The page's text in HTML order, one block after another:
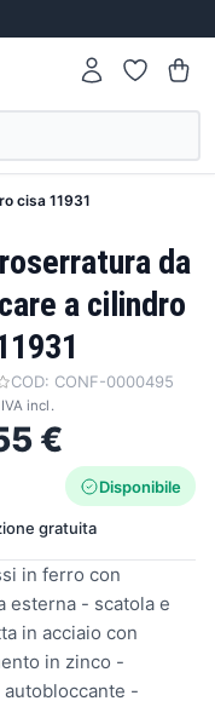
cisa 11931
da
a cilindro
COD: CONF-0000495
incl.
€
Disponibile
gratuita
in ferro con
esterna - scatola e
in acciaio con
in zinco -
autobloccante -